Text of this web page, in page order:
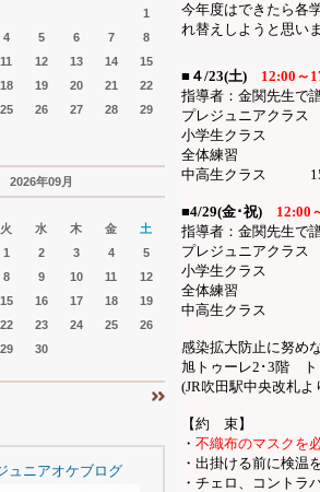
今年度はできたら各
れ替えしようと思い
■ ４/23(土) 12:00 ～
指導者：金関先生で
プレジュニアクラス
小学生クラス
全体練習
中高生クラス
■4/29(金･祝) 12:00
指導者：金関先生で
プレジュニアクラス
小学生クラス
全体練習
中高生クラス
感染拡大防止に努め
旭トゥーレ2 ･3階 ト
(JR吹田駅中央改札よ
【約 束】
・ 不織布のマスクを
・出掛ける前に検温を
・チェロ、コントラ
1
4 5 6 7
8
11 12 13 14
15
18 19 20 21
22
25 26 27 28
29
2026年09月
火 水 木 金
土
1
2 3 4
5
8 9 10 11
12
15 16 17 18
19
22 23 24 25
26
29 30
ュニアオケブログ